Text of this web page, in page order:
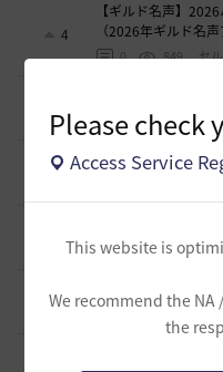
Please check
Access Service
This website is
We recommend the NA
the
4
【ギルド名声】
（2026年ギルド名
0 849 セ
1
0 968 ノ
2
波に乗って流れ着い
1
1 768 マサ
0
ベテラン＆ルーキ
飛